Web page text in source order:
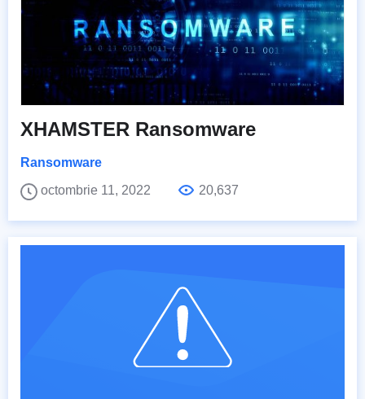
XHAMSTER Ransomware
Ransomware
octombrie 11, 2022
20,637